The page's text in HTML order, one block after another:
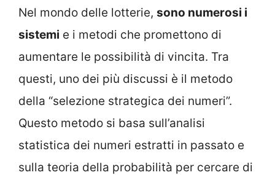
Nel mondo delle lotterie, sono numerosi i
sistemi e i metodi che promettono di
aumentare le possibilità di vincita. Tra
questi, uno dei più discussi è il metodo
della “selezione strategica dei numeri”.
Questo metodo si basa sull’analisi
statistica dei numeri estratti in passato e
sulla teoria della probabilità per cercare di